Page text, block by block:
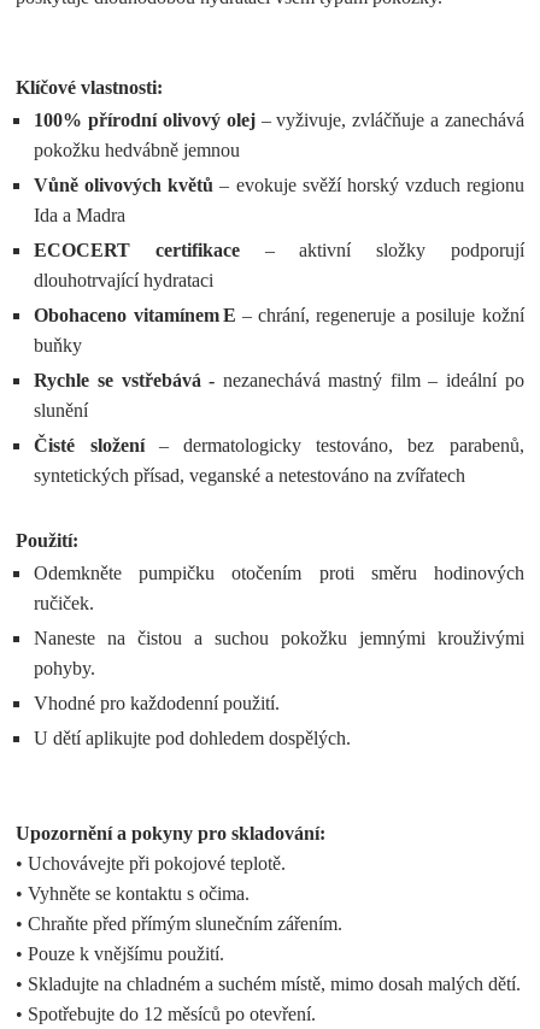
Klíčové vlastnosti:
100% přírodní olivový olej– vyživuje, zvláčňuje a zanechává
pokožku hedvábně jemnou
Vůně olivových květů – evokuje svěží horský vzduch regionu
Ida a Madra
ECOCERT certifikace – aktivní složky podporují
dlouhotrvající hydrataci
Obohaceno vitamínem E – chrání, regeneruje a posiluje kožní
buňky
Rychle se vstřebává - nezanechává mastný film – ideální po
slunění
Čisté složení– dermatologicky testováno, bez parabenů,
syntetických přísad, veganské a netestováno na zvířatech
Použití:
Odemkněte pumpičku otočením proti směru hodinových
ručiček.
Naneste na čistou a suchou pokožku jemnými krouživými
pohyby.
Vhodné pro každodenní použití.
U dětí aplikujte pod dohledem dospělých.
Upozornění a pokyny pro skladování:
• Uchovávejte při pokojové teplotě.
• Vyhněte se kontaktu s očima.
• Chraňte před přímým slunečním zářením.
• Pouze k vnějšímu použití.
• Skladujte na chladném a suchém místě, mimo dosah malých dětí.
• Spotřebujte do 12 měsíců po otevření.